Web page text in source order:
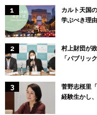
カルト天国
学ぶべき理由
村上財団が
「パブリッ
菅野志桜里
経験生かし